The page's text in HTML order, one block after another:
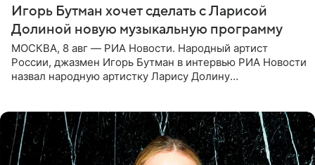
Игорь Бутман хочет сделать с Ларисой
Долиной новую музыкальную программу
МОСКВА, 8 авг — РИА Новости. Народный артист
России, джазмен Игорь Бутман в интервью РИА Новости
назвал народную артистку Ларису Долину